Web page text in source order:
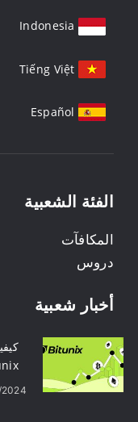
Indonesia
Tiếng Việt
Español
الفئة الشعبية
المكافآت
دروس
أخبار شعبية